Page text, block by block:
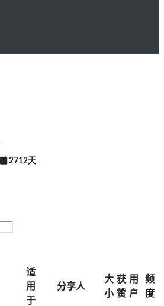
2712天
适
用
于
分享人
大
小
获
赞
用
户
频
度